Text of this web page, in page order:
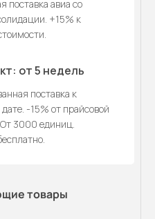
поставка авиа со
+15% к
от 5 недель
поставка к
-15% от прайсовой
3000 единиц.
товары